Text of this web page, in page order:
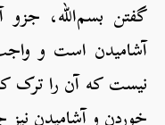
گفتن بسم‌الله،
آشامیدن است و
نیست که آن را ترک
خوردن و آشامیدن نیز